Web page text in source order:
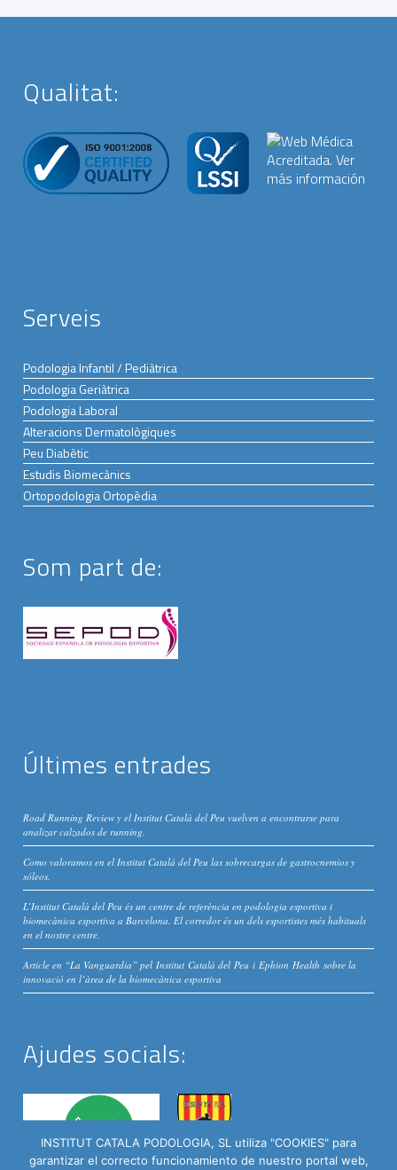
Qualitat:
Serveis
Podologia Infantil / Pediàtrica
Podologia Geriàtrica
Podologia Laboral
Alteracions Dermatològiques
Peu Diabètic
Estudis Biomecànics
Ortopodologia Ortopèdia
Som part de:
Últimes entrades
Road Running Review y el Institut Català del Peu vuelven a encontrarse para
analizar calzados de running.
Como valoramos en el Institut Catalá del Peu las sobrecargas de gastrocnemios y
sóleos.
L’Institut Català del Peu és un centre de referència en podologia esportiva i
biomecànica esportiva a Barcelona. El corredor és un dels esportistes més habituals
en el nostre centre.
Article en “La Vanguardia” pel Institut Català del Peu i Ephion Health sobre la
innovació en l’àrea de la biomecànica esportiva
Ajudes socials:
INSTITUT CATALA PODOLOGIA, SL utiliza "COOKIES" para
garantizar el correcto funcionamiento de nuestro portal web,